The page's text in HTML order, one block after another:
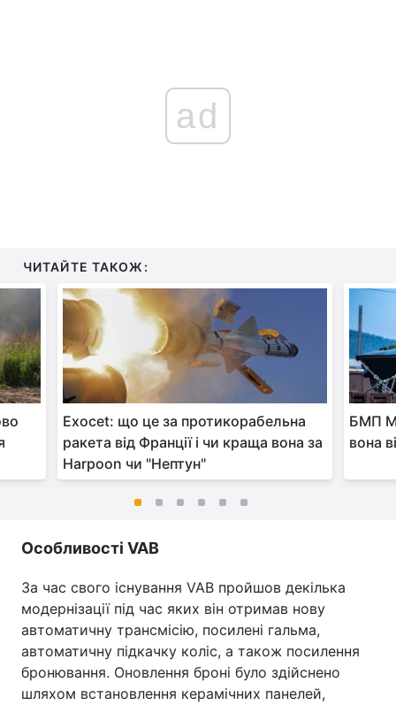
ad
ЧИТАЙТЕ ТАКОЖ:
Exocet: що це за протикорабельна
ракета від Франції і чи краща вона за
Harpoon чи "Нептун"
БМП
вона
Особливості VAB
За час свого існування VAB пройшов декілька
модернізації під час яких він отримав нову
автоматичну трансмісію, посилені гальма,
автоматичну підкачку коліс, а також посилення
бронювання. Оновлення броні було здійснено
шляхом встановлення керамічних панелей,